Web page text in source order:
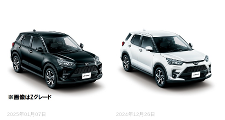
2025年01月07日 2024年12月26日